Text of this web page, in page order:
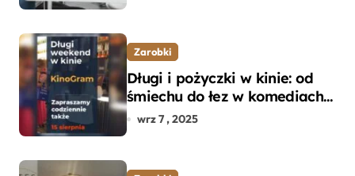
Zarobki
Długi i pożyczki w kinie: od
śmiechu do łez w komediach i
dramatach
wrz 7 , 2025